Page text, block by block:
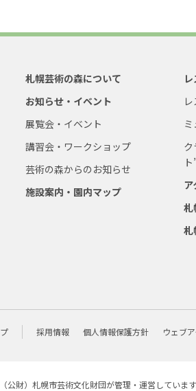
札幌芸術の森について
お知らせ・イベント
展覧会・イベント
講習会・ワークショップ
芸術の森からのお知らせ
施設案内・園内マップ
ト
札
札
採用情報 個人情報保護方針 ウェブ
公財） 札幌市芸術文化財団が管理・運営しています